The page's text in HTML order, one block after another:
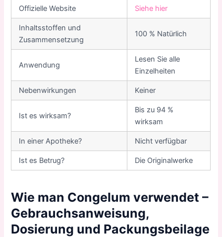
Offizielle Website Siehe hier
Inhaltsstoffen und
Zusammensetzung
100 % Natürlich
Anwendung
Lesen Sie alle
Einzelheiten
Nebenwirkungen Keiner
Ist es wirksam?
Bis zu 94 %
wirksam
In einer Apotheke? Nicht verfügbar
Ist es Betrug? Die Originalwerke
Wie man Congelum verwendet –
Gebrauchsanweisung,
Dosierung und Packungsbeilage